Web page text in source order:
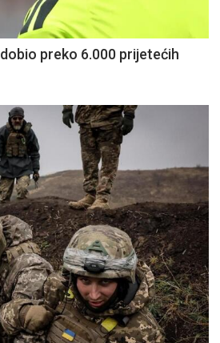
preko 6.000 prijetećih